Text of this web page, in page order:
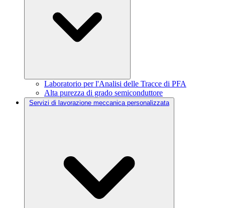
Laboratorio per l'Analisi delle Tracce di PFA
Alta purezza di grado semiconduttore
Servizi di lavorazione meccanica personalizzata